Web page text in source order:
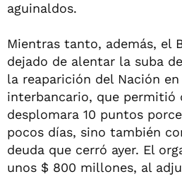
aguinaldos.
Mientras tanto, además, el
dejado de alentar la suba
la reaparición del Nación
interbancario, que permitió
desplomara 10 puntos
pocos días, sino también
deuda que cerró ayer. El
unos $ 800 millones, al